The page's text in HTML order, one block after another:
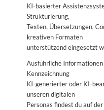
KI-basierter
Strukturierung,
Texten, Übersetzungen,
kreativen Formaten
unterstützend eingesetzt
Ausführliche
Kennzeichnung
KI-generierter oder KI-
unseren digitalen
Personas findest du auf